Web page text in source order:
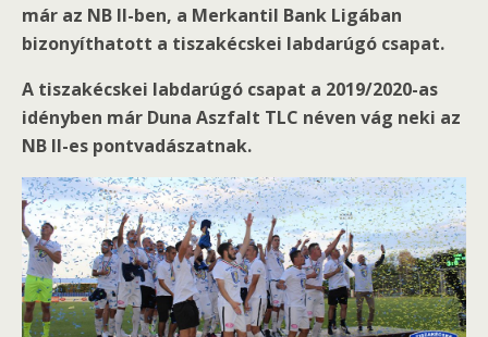
már az NB II-ben, a Merkantil Bank Ligában
bizonyíthatott a tiszakécskei labdarúgó csapat.
A tiszakécskei labdarúgó csapat a 2019/2020-as
idényben már Duna Aszfalt TLC néven vág neki az
NB II-es pontvadászatnak.